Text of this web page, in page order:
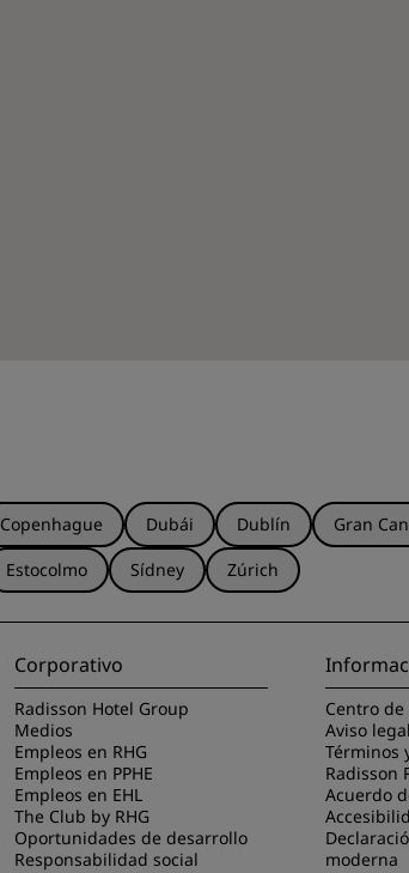
Copenhague Dubái Dublín Gran
Estocolmo Sídney Zúrich
Corporativo
Radisson Hotel Group
Medios
Empleos en RHG
Empleos en PPHE
Empleos en EHL
The Club by RHG
Oportunidades de desarrollo
Responsabilidad social
Centro
Aviso legal
Términos
Radisson
Acuerdo
moderna